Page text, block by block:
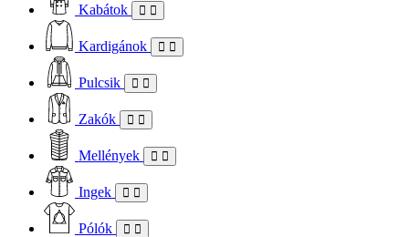
Kabátok
Kardigánok
Pulcsik
Zakók
Mellények
Ingek
Pólók